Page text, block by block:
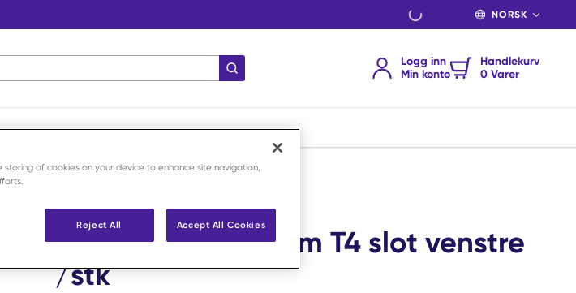
SPRÅK
send søk
Logg inn
Min konto
Handlekurv
0 Varer
slot venstre /stk
Veterinary Instrumentation
2,7/3,5 CPA plate m T4 slot venstre
/stk
storing of cookies on your device to enhance site navigation,
Reject All Accept All Cookies